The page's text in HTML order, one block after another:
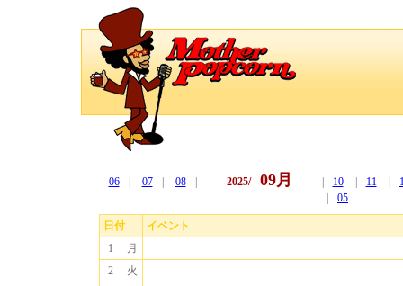
06 07 08 2025/09月 10 11
05
日付
イベント
1
月
2
火